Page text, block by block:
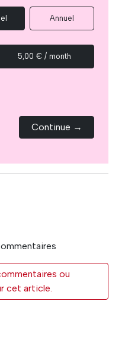
Annuel
5,00 € / month
Continue →
ou
cet article.